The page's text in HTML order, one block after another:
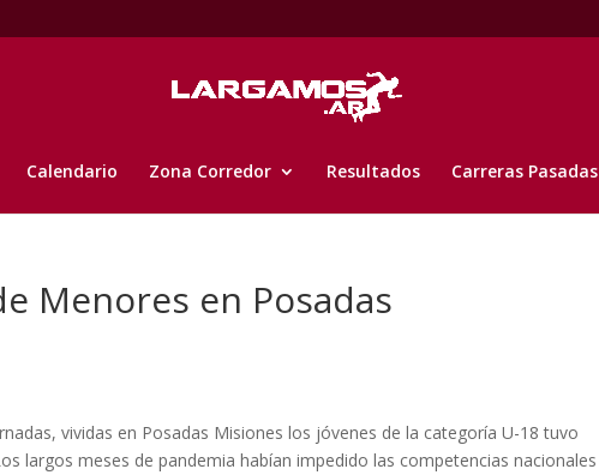
Calendario Zona Corredor Resultados Carreras Pasadas
Menores en Posadas
vividas en Posadas Misiones los jóvenes de la categoría U-18 tuvo
largos meses de pandemia habían impedido las competencias nacionales